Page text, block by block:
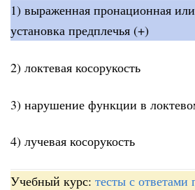
1) выраженная пронационная
установка предплечья (+)
2) локтевая косорукость
3) нарушение функции в
4) лучевая косорукость
Учебный курс: тесты с ответами